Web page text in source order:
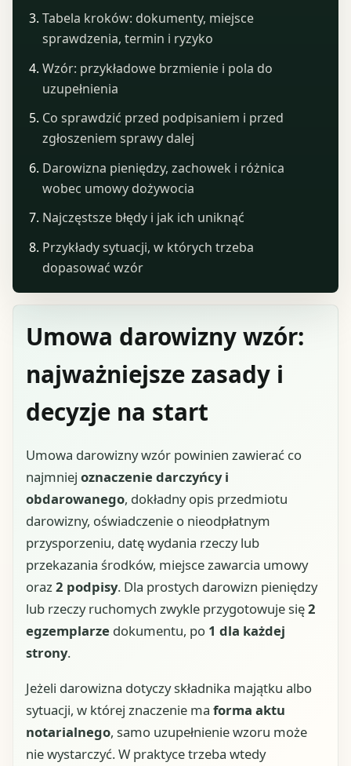
Umowa darowizny wzór:
najważniejsze zasady i
decyzje na start
Umowa darowizny wzór powinien zawierać co
najmniej oznaczenie darczyńcy i
obdarowanego, dokładny opis przedmiotu
darowizny, oświadczenie o nieodpłatnym
przysporzeniu, datę wydania rzeczy lub
przekazania środków, miejsce zawarcia umowy
oraz2 podpisy. Dla prostych darowizn pieniędzy
lub rzeczy ruchomych zwykle przygotowuje się2
egzemplarze dokumentu, po 1 dla każdej
strony.
Jeżeli darowizna dotyczy składnika majątku albo
sytuacji, w której znaczenie ma forma aktu
notarialnego, samo uzupełnienie wzoru może
nie wystarczyć. W praktyce trzeba wtedy
Tabela kroków: dokumenty, miejsce
sprawdzenia, termin i ryzyko
Wzór: przykładowe brzmienie i pola do
uzupełnienia
Co sprawdzić przed podpisaniem i przed
zgłoszeniem sprawy dalej
Darowizna pieniędzy, zachowek i różnica
wobec umowy dożywocia
Najczęstsze błędy i jak ich uniknąć
Przykłady sytuacji, w których trzeba
dopasować wzór